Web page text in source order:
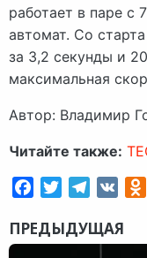
работает в паре с
автомат. Со
за 3,2 секунды и
максимальная
Автор: Владимир
Читайте также:
FacebookTwitterTelegram
VK
ПРЕДЫДУЩАЯ